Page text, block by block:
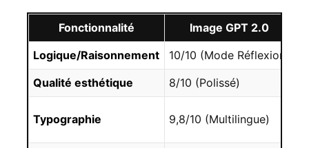
Fonctionnalité
Image GPT 2.0
Logique/Raisonnement
10/10 (Mode Réflexion)
Qualité esthétique
8/10 (Polissé)
Typographie 9,8/10 (Multilingue)